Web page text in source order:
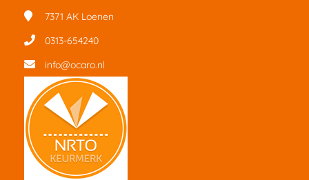
7371 AK Loenen
0313-654240
info@ocaro.nl